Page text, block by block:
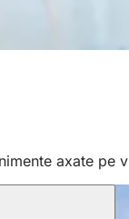
axate